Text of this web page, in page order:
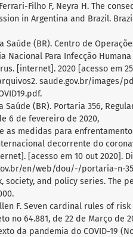
Ferrari-Filho F, Neyra H. The
in Argentina and Brazil.
Saúde (BR). Centro de
Nacional Para Infecção
[internet]. 2020 [acesso em
saude.gov.br/images/
Saúde (BR). Portaria 356,
6 de fevereiro de 2020,
as medidas para
decorrente do
[acesso em 10 out 2020].
en/web/dou/-/portaria-n-
society, and policy series. The
F. Seven cardinal rules of
no 64.881, de 22 de Março de
da pandemia do COVID-19